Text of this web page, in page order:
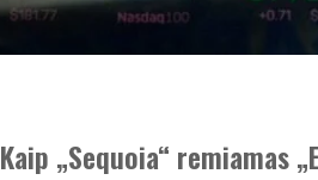
Kaip „Sequoia“ remiamas